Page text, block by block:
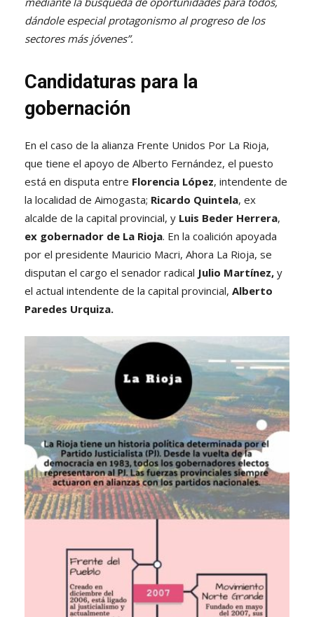
dándole especial protagonismo al progreso de los
sectores más jóvenes”.
Candidaturas para la
gobernación
En el caso de la alianza Frente Unidos Por La Rioja,
que tiene el apoyo de Alberto Fernández, el puesto
está en disputa entre Florencia López, intendente de
la localidad de Aimogasta; Ricardo Quintela, ex
alcalde de la capital provincial, y Luis Beder Herrera,
ex gobernador de La Rioja. En la coalición apoyada
por el presidente Mauricio Macri, Ahora La Rioja, se
disputan el cargo el senador radical Julio Martínez, y
el actual intendente de la capital provincial, Alberto
Paredes Urquiza.